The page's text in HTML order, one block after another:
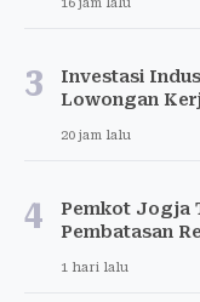
16 jam lalu
3
Investasi
Lowongan
20 jam lalu
4
Pemkot Jogja
Pembatasan
1 hari lalu